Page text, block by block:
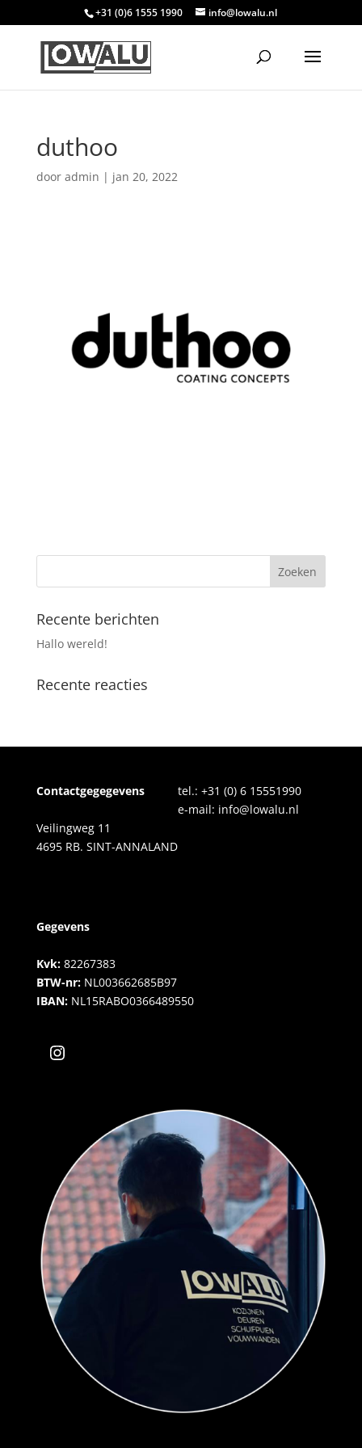
+31 (0)6 1555 1990 info@lowalu.nl
duthoo
door admin | jan 20, 2022
Recente berichten
Hallo wereld!
Recente reacties
Contactgegegevens
Veilingweg 11
4695 RB. SINT-ANNALAND
tel.: +31 (0) 6 15551990
e-mail: info@lowalu.nl
Gegevens
Kvk:82267383
BTW-nr:NL003662685B97
IBAN:NL15RABO0366489550
Instagram